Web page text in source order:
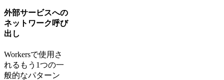
外部サービスへの
ネットワーク呼び
出し
Workersで使用さ
れるもう1つの一
般的なパターン